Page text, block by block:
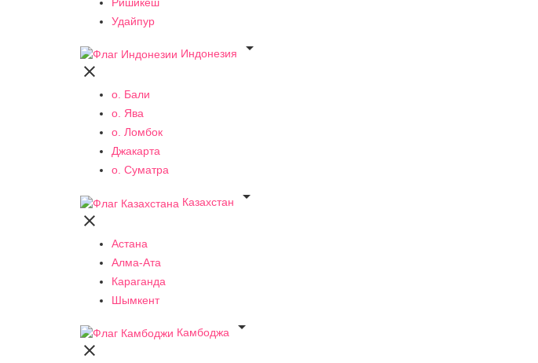
Удайпур
Индонезия


о. Бали
о. Ява
о. Ломбок
Джакарта
о. Суматра
Казахстан


Астана
Алма-Ата
Караганда
Шымкент
Камбоджа

